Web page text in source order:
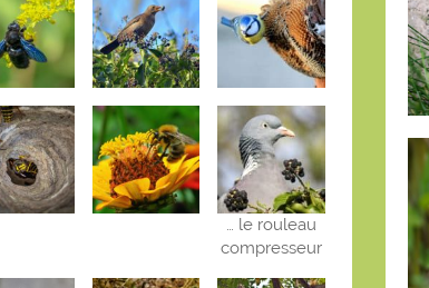
… le rouleau
compresseur